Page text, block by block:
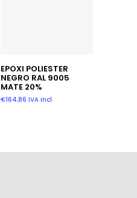
Añadir Al Carrito
EPOXI POLIESTER
NEGRO RAL 9005
MATE 20%
€164,86 IVA incl.